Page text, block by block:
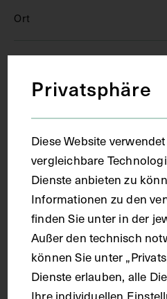
Ort
Technik
Fotografie
Privatsphäre
Diese Website
vergleichbare
Dienste anbieten zu
Informationen zu den
finden Sie unter in der
Außer den technisch
können Sie unter
Dienste erlauben, alle